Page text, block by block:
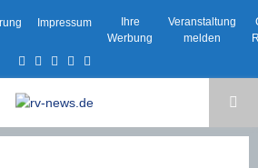
Impressum
Ihre
Werbung
Veranstaltung
melden
Facebook
TwitterInstagram
Email